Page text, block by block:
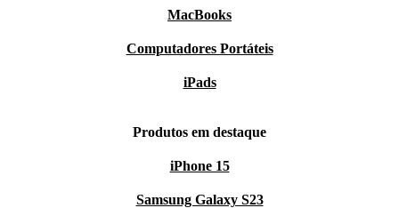
MacBooks
Computadores Portáteis
iPads
Produtos em destaque
iPhone 15
Samsung Galaxy S23